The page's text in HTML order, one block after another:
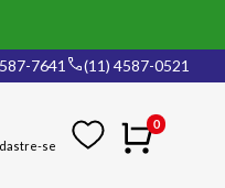
7641 (11) 4587-0521
0